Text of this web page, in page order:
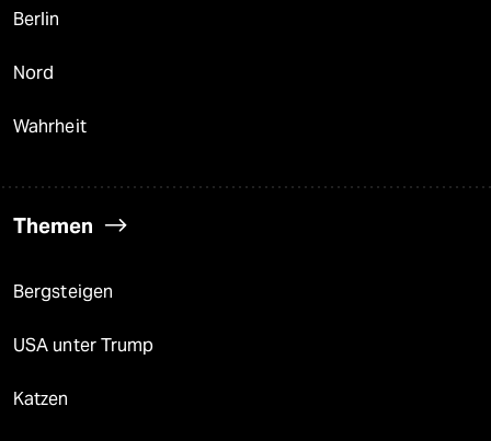
Berlin
Nord
Wahrheit
Themen
Bergsteigen
USA unter Trump
Katzen